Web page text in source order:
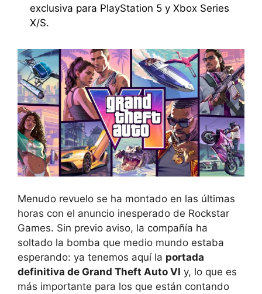
exclusiva para PlayStation 5 y Xbox Series
X/S.
Menudo revuelo se ha montado en las últimas
horas con el anuncio inesperado de Rockstar
Games. Sin previo aviso, la compañía ha
soltado la bomba que medio mundo estaba
esperando: ya tenemos aquí la portada
definitiva de Grand Theft Auto VI y, lo que es
más importante para los que están contando